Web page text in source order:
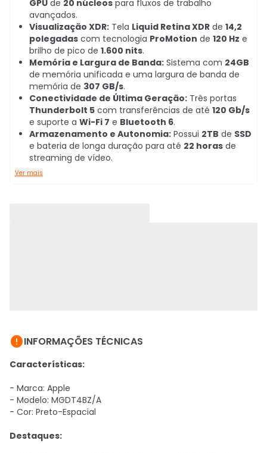
GPU de 20 núcleos para fluxos de trabalho
avançados.
Visualização XDR: Tela Liquid Retina XDR de 14,2
polegadas com tecnologia ProMotion de 120 Hz e
brilho de pico de 1.600 nits.
Memória e Largura de Banda: Sistema com 24GB
de memória unificada e uma largura de banda de
memória de 307 GB/s.
Conectividade de Última Geração: Três portas
Thunderbolt 5 com transferências de até 120 Gb/s
e suporte a Wi-Fi 7 e Bluetooth 6.
Armazenamento e Autonomia: Possui 2TB de SSD
e bateria de longa duração para até 22 horas de
streaming de vídeo.
Ver mais
INFORMAÇÕES TÉCNICAS
Características:
- Marca: Apple
- Modelo: MGDT4BZ/A
- Cor: Preto-Espacial
Destaques: